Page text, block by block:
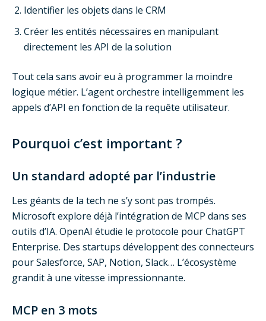
Identifier les objets dans le CRM
Créer les entités nécessaires en manipulant
directement les API de la solution
Tout cela sans avoir eu à programmer la moindre
logique métier. L’agent orchestre intelligemment les
appels d’API en fonction de la requête utilisateur.
Pourquoi c’est important ?
Un standard adopté par l’industrie
Les géants de la tech ne s’y sont pas trompés.
Microsoft explore déjà l’intégration de MCP dans ses
outils d’IA. OpenAI étudie le protocole pour ChatGPT
Enterprise. Des startups développent des connecteurs
pour Salesforce, SAP, Notion, Slack… L’écosystème
grandit à une vitesse impressionnante.
MCP en 3 mots